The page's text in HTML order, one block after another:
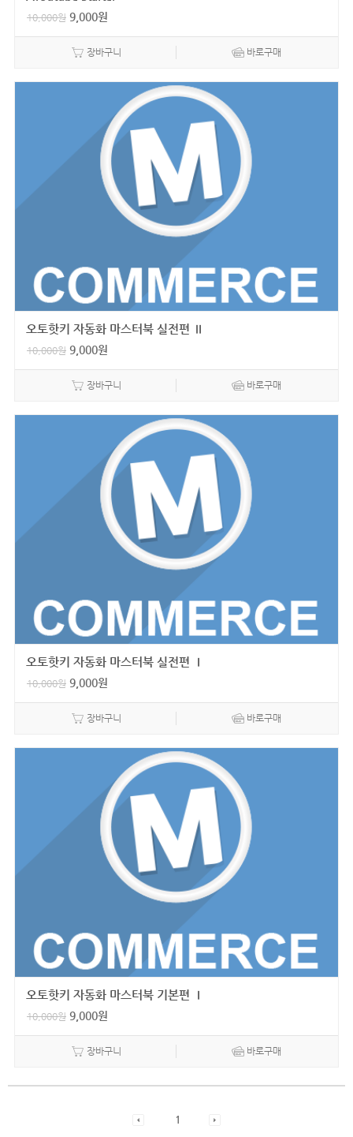
10,000원 9,000원
장바구니 바로구매
오토핫키 자동화 마스터북 실전편 Ⅱ
10,000원 9,000원
장바구니 바로구매
오토핫키 자동화 마스터북 실전편 Ⅰ
10,000원 9,000원
장바구니 바로구매
오토핫키 자동화 마스터북 기본편 Ⅰ
10,000원 9,000원
장바구니 바로구매
1